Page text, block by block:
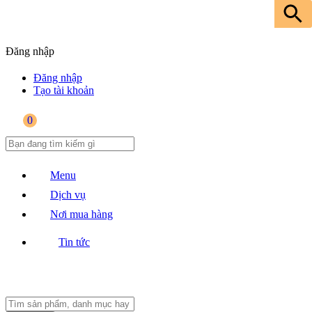
Đăng nhập
Đăng nhập
Tạo tài khoản
0
Menu
Dịch vụ
Nơi mua hàng
Tin tức